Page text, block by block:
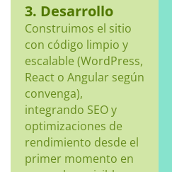
3. Desarrollo
Construimos el sitio
con código limpio y
escalable (WordPress,
React o Angular según
convenga),
integrando SEO y
optimizaciones de
rendimiento desde el
primer momento en